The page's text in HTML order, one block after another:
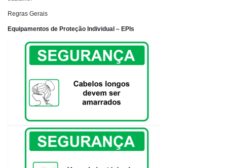
Regras Gerais
Equipamentos de Proteção Individual – EPIs